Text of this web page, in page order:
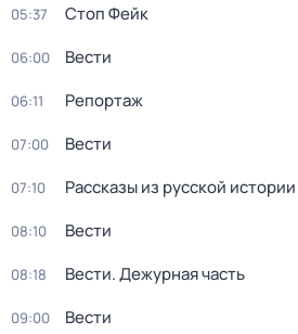
05:37 Стоп Фейк
06:00 Вести
06:11 Репортаж
07:00 Вести
07:10 Рассказы из русской истории
08:10 Вести
08:18 Вести. Дежурная часть
09:00 Вести